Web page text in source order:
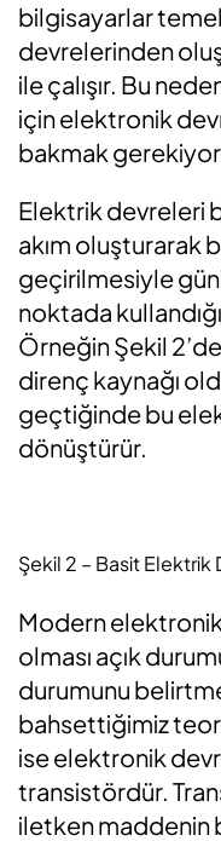
bilgisayarlar
devrelerinden
ile çalışır. Bu
için elektronik
bakmak
Elektrik devreleri
akım oluşturarak
geçirilmesiyle
noktada
Örneğin Şekil
direnç kaynağı
geçtiğinde bu
dönüştürür.
Şekil 2 – Basit Elektrik
Modern
olması açık
durumunu
bahsettiğimiz
ise elektronik
transistördür.
iletken maddenin